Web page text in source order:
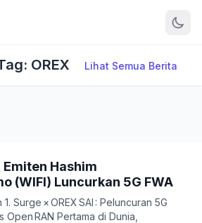
OREX Lihat Semua Berita
Hashim
(WIFI) Luncurkan 5G FWA
Surge × OREX SAI : Peluncuran 5G
Open RAN Pertama di Dunia,